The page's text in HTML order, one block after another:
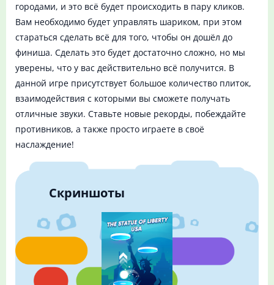
городами, и это всё будет происходить в пару кликов.
Вам необходимо будет управлять шариком, при этом
стараться сделать всё для того, чтобы он дошёл до
финиша. Сделать это будет достаточно сложно, но мы
уверены, что у вас действительно всё получится. В
данной игре присутствует большое количество плиток,
взаимодействия с которыми вы сможете получать
отличные звуки. Ставьте новые рекорды, побеждайте
противников, а также просто играете в своё
наслаждение!
Скриншоты